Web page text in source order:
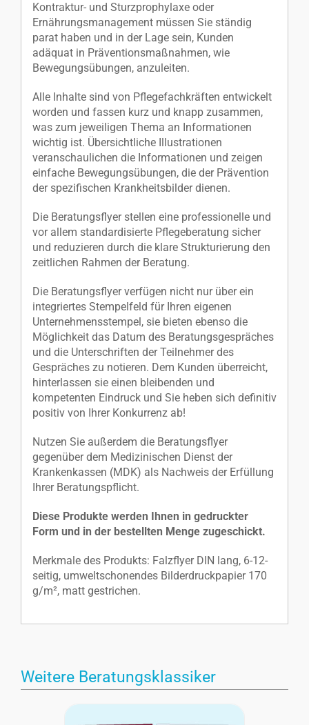
Kontraktur- und Sturzprophylaxe oder
Ernährungsmanagement müssen Sie ständig
parat haben und in der Lage sein, Kunden
adäquat in Präventionsmaßnahmen, wie
Bewegungsübungen, anzuleiten.
Alle Inhalte sind von Pflegefachkräften entwickelt
worden und fassen kurz und knapp zusammen,
was zum jeweiligen Thema an Informationen
wichtig ist. Übersichtliche Illustrationen
veranschaulichen die Informationen und zeigen
einfache Bewegungsübungen, die der Prävention
der spezifischen Krankheitsbilder dienen.
Die Beratungsflyer stellen eine professionelle und
vor allem standardisierte Pflegeberatung sicher
und reduzieren durch die klare Strukturierung den
zeitlichen Rahmen der Beratung.
Die Beratungsflyer verfügen nicht nur über ein
integriertes Stempelfeld für Ihren eigenen
Unternehmensstempel, sie bieten ebenso die
Möglichkeit das Datum des Beratungsgespräches
und die Unterschriften der Teilnehmer des
Gespräches zu notieren. Dem Kunden überreicht,
hinterlassen sie einen bleibenden und
kompetenten Eindruck und Sie heben sich definitiv
positiv von Ihrer Konkurrenz ab!
Nutzen Sie außerdem die Beratungsflyer
gegenüber dem Medizinischen Dienst der
Krankenkassen (MDK) als Nachweis der Erfüllung
Ihrer Beratungspflicht.
Diese Produkte werden Ihnen in gedruckter
Form und in der bestellten Menge zugeschickt.
Merkmale des Produkts: Falzflyer DIN lang, 6-12-
seitig, umweltschonendes Bilderdruckpapier 170
g/m², matt gestrichen.
Weitere Beratungsklassiker